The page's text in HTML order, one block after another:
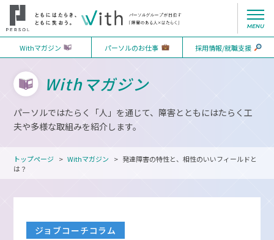
Withマガジン パーソルのお仕事 採用情報/就職支援
Withマガジン
パーソルではたらく「人」を通じて、障害とともにはたらく工
夫や多様な取組みを紹介します。
トップページ Withマガジン
発達障害の特性と、相性のいいフィールドと
は？
ジョブコーチコラム